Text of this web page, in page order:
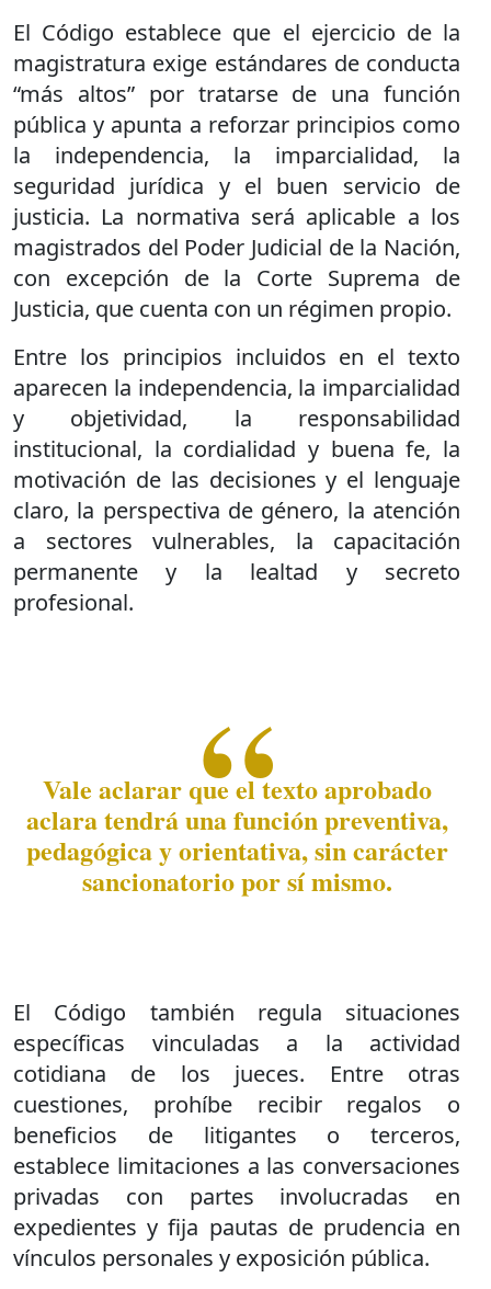
El Código establece que el ejercicio de la
magistratura exige estándares de conducta
“más altos” por tratarse de una función
pública y apunta a reforzar principios como
la independencia, la imparcialidad, la
seguridad jurídica y el buen servicio de
justicia. La normativa será aplicable a los
magistrados del Poder Judicial de la Nación,
con excepción de la Corte Suprema de
Justicia, que cuenta con un régimen propio.
Entre los principios incluidos en el texto
aparecen la independencia, la imparcialidad
y objetividad, la responsabilidad
institucional, la cordialidad y buena fe, la
motivación de las decisiones y el lenguaje
claro, la perspectiva de género, la atención
a sectores vulnerables, la capacitación
permanente y la lealtad y secreto
profesional.
Vale aclarar que el texto aprobado
aclara tendrá una función preventiva,
pedagógica y orientativa, sin carácter
sancionatorio por sí mismo.
El Código también regula situaciones
específicas vinculadas a la actividad
cotidiana de los jueces. Entre otras
cuestiones, prohíbe recibir regalos o
beneficios de litigantes o terceros,
establece limitaciones a las conversaciones
privadas con partes involucradas en
expedientes y fija pautas de prudencia en
vínculos personales y exposición pública.